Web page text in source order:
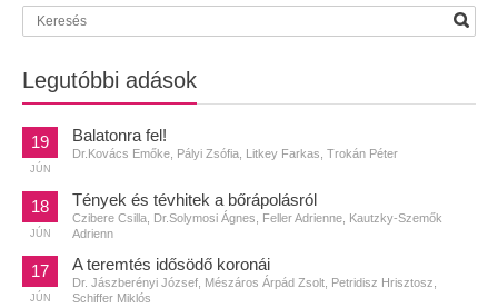
Legutóbbi adások
19
JÚN
Balatonra fel!
Dr.Kovács Emőke, Pályi Zsófia, Litkey Farkas, Trokán Péter
18
JÚN
Tények és tévhitek a bőrápolásról
Czibere Csilla, Dr.Solymosi Ágnes, Feller Adrienne, Kautzky-Szemők
Adrienn
17
JÚN
A teremtés idősödő koronái
Dr. Jászberényi József, Mészáros Árpád Zsolt, Petridisz Hrisztosz,
Schiffer Miklós